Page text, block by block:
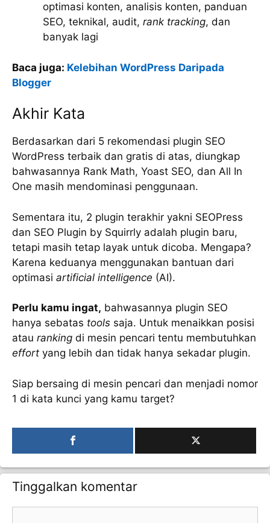
optimasi konten, analisis konten, panduan
SEO, teknikal, audit, rank tracking, dan
banyak lagi
Baca juga: Kelebihan WordPress Daripada
Blogger
Akhir Kata
Berdasarkan dari 5 rekomendasi plugin SEO
WordPress terbaik dan gratis di atas, diungkap
bahwasannya Rank Math, Yoast SEO, dan All In
One masih mendominasi penggunaan.
Sementara itu, 2 plugin terakhir yakni SEOPress
dan SEO Plugin by Squirrly adalah plugin baru,
tetapi masih tetap layak untuk dicoba. Mengapa?
Karena keduanya menggunakan bantuan dari
optimasi artificial intelligence (AI).
Perlu kamu ingat, bahwasannya plugin SEO
hanya sebatas tools saja. Untuk menaikkan posisi
atau ranking di mesin pencari tentu membutuhkan
effort yang lebih dan tidak hanya sekadar plugin.
Siap bersaing di mesin pencari dan menjadi nomor
1 di kata kunci yang kamu target?
Tinggalkan komentar